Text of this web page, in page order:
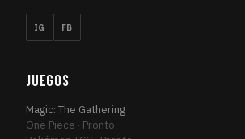
IG FB
JUEGOS
Magic: The Gathering
One Piece · Pronto